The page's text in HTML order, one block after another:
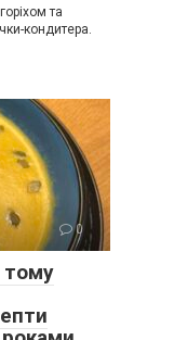
та
кондитера.
0
тому